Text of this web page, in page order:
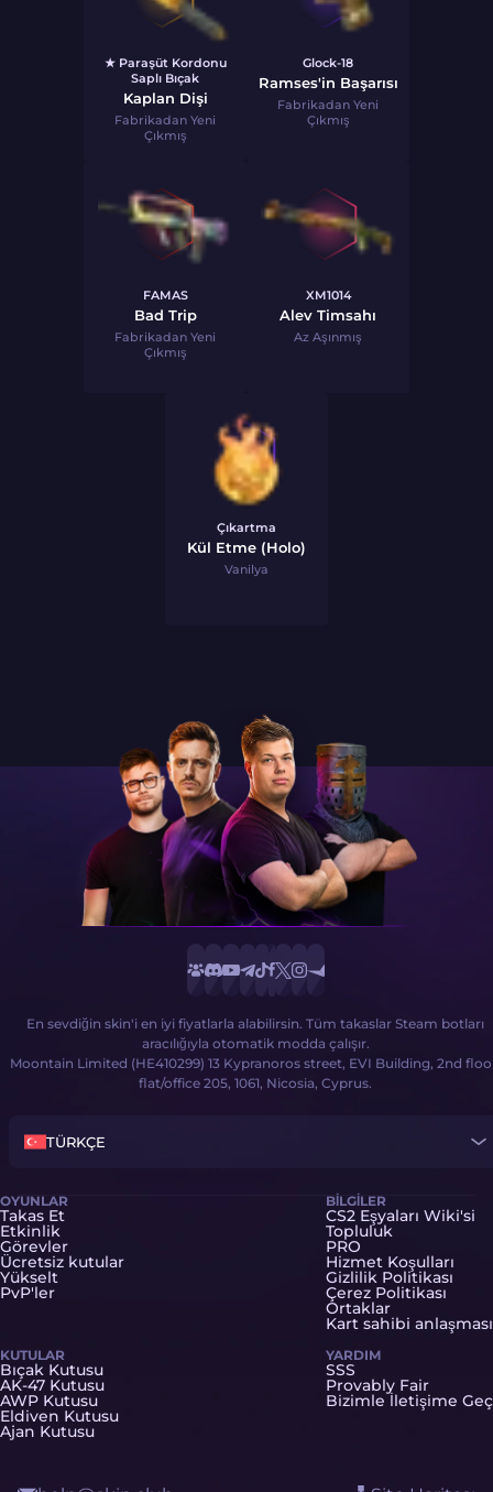
★ Paraşüt Kordonu
Saplı Bıçak
Kaplan Dişi
Fabrikadan Yeni
Çıkmış
Glock-18
Ramses'in Başarısı
Fabrikadan Yeni
Çıkmış
FAMAS
Bad Trip
Fabrikadan Yeni
Çıkmış
XM1014
Alev Timsahı
Az Aşınmış
Çıkartma
Kül Etme (Holo)
Vanilya
En sevdiğin skin'i en iyi fiyatlarla alabilirsin. Tüm takaslar Steam botları
aracılığıyla otomatik modda çalışır.
Moontain Limited (HE410299) 13 Kypranoros street, EVI Building, 2nd
flat/office 205, 1061, Nicosia, Cyprus.
TÜRKÇE
OYUNLAR
Takas Et
Etkinlik
Görevler
Ücretsiz kutular
Yükselt
PvP'ler
KUTULAR
Bıçak Kutusu
AK-47 Kutusu
AWP Kutusu
Eldiven Kutusu
Ajan Kutusu
BILGILER
CS2 Eşyaları Wiki'si
Topluluk
PRO
Hizmet Koşulları
Gizlilik Politikası
Çerez Politikası
Ortaklar
Kart sahibi anlaşması
YARDIM
SSS
Provably Fair
Bizimle İletişime Geç